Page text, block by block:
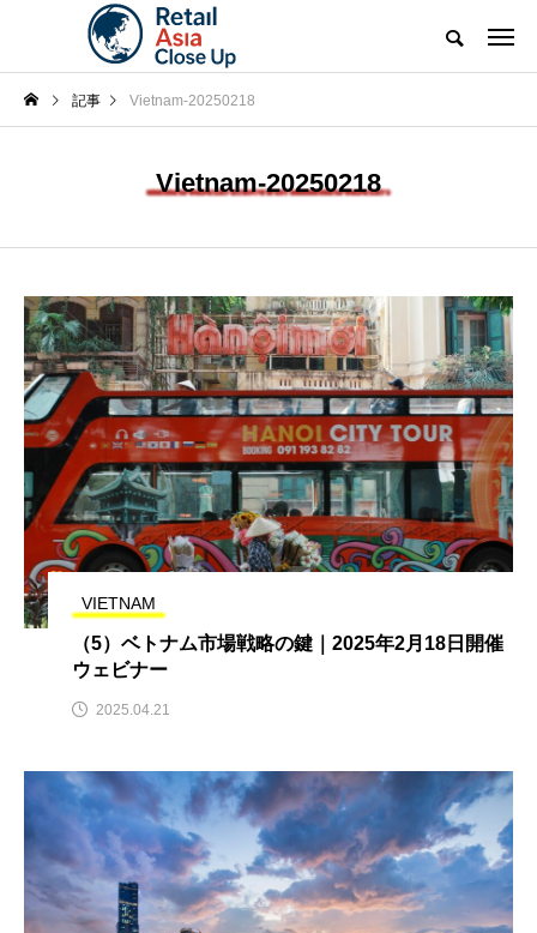
記事 Vietnam-20250218
Vietnam-20250218
VIETNAM
（5）ベトナム市場戦略の鍵｜2025年2月18日開催
ウェビナー
2025.04.21